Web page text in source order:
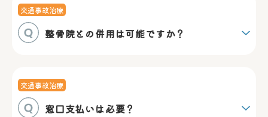
交通事故治療
整骨院との併用は可能ですか？
交通事故治療
窓口支払いは必要？